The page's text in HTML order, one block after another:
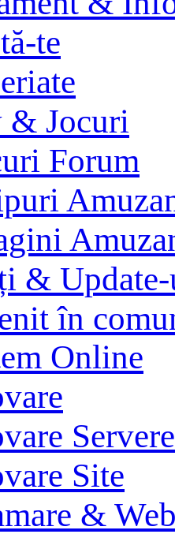
te
Jocuri
Forum
&
în
Online
Servere
Site
&